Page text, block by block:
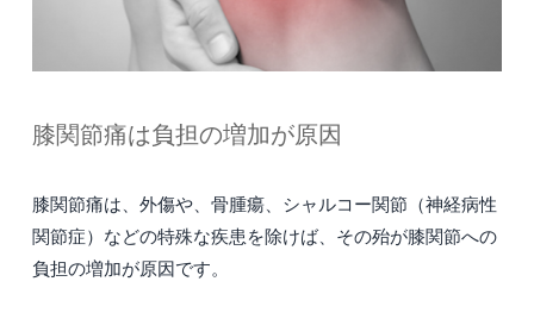
膝関節痛は負担の増加が原因
膝関節痛は、外傷や、骨腫瘍、シャルコー関節（神経病性
関節症）などの特殊な疾患を除けば、その殆が膝関節への
負担の増加が原因です。